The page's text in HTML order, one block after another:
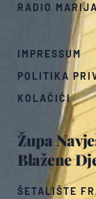
Župa
Blažene
ŠETALIŠTE
RADIO
IMPRESSUM
POLITIKA
KOLAČIĆI